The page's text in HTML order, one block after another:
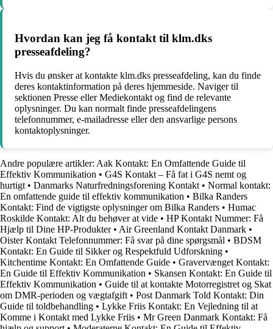
Hvordan kan jeg få kontakt til klm.dks
presseafdeling?
Hvis du ønsker at kontakte klm.dks presseafdeling, kan du finde
deres kontaktinformation på deres hjemmeside. Naviger til
sektionen Presse eller Mediekontakt og find de relevante
oplysninger. Du kan normalt finde presseafdelingens
telefonnummer, e-mailadresse eller den ansvarlige persons
kontaktoplysninger.
Andre populære artikler: Aak Kontakt: En Omfattende Guide til
Effektiv Kommunikation • G4S Kontakt – Få fat i G4S nemt og
hurtigt • Danmarks Naturfredningsforening Kontakt • Normal kontakt:
En omfattende guide til effektiv kommunikation • Bilka Randers
Kontakt: Find de vigtigste oplysninger om Bilka Randers • Humac
Roskilde Kontakt: Alt du behøver at vide • HP Kontakt Nummer: Få
Hjælp til Dine HP-Produkter• Air Greenland Kontakt Danmark •
Oister Kontakt Telefonnummer: Få svar på dine spørgsmål • BDSM
Kontakt: En Guide til Sikker og Respektfuld Udforskning •
Kitchentime Kontakt: En Omfattende Guide • Gravervænget Kontakt:
En Guide til Effektiv Kommunikation • Skansen Kontakt: En Guide til
Effektiv Kommunikation • Guide til at kontakte Motorregistret og Skat
om DMR-perioden og vægtafgift • Post Danmark Told Kontakt: Din
Guide til toldbehandling • Lykke Friis Kontakt: En Vejledning til at
Komme i Kontakt med Lykke Friis • Mr Green Danmark Kontakt: Få